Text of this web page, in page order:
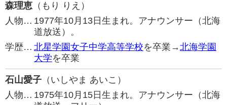
森理恵 （もり りえ）
人物… 1977年10月13日生まれ。アナウンサー（北海
道放送）。
学歴… 北星学園女子中学高等学校を卒業→北海学園
大学を卒業
石山愛子 （いしやま あいこ）
人物… 1975年10月15日生まれ。アナウンサー（北海